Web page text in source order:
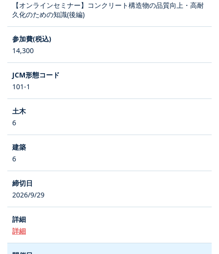
【オンラインセミナー】コンクリート構造物の品質向上・高耐
久化のための知識(後編)
14,300
101-1
6
6
2026/9/29
詳細